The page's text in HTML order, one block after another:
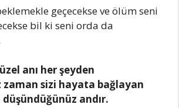
geçecekse ve ölüm seni
bil ki seni orda da
anı her şeyden
sizi hayata bağlayan
andır.